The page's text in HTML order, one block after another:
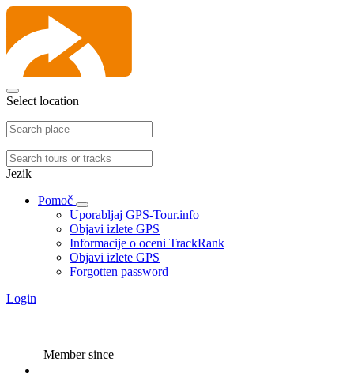
Select location
Jezik
Pomoč
Uporabljaj GPS-Tour.info
Objavi izlete GPS
Informacije o oceni TrackRank
Objavi izlete GPS
Forgotten password
Login
Member since